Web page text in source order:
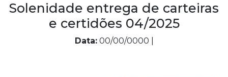
Solenidade entrega de carteiras
e certidões 04/2025
Data:00/00/0000 |